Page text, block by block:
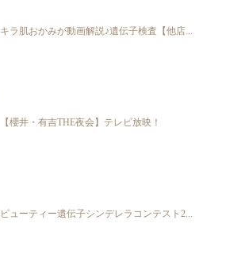
キラ肌おかみが動画解説♪遺伝子検査【他店...
【櫻井・有吉THE夜会】テレビ放映！
ビューティー遺伝子シンデレラコンテスト2...